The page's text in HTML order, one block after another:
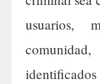
usuarios,